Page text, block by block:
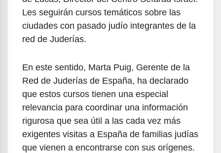
Les seguirán cursos temáticos sobre las
ciudades con pasado judío integrantes de la
red de Juderías.
En este sentido, Marta Puig, Gerente de la
Red de Juderías de España, ha declarado
que estos cursos tienen una especial
relevancia para coordinar una información
rigurosa que sea útil a las cada vez más
exigentes visitas a España de familias judías
que vienen a encontrarse con sus orígenes.